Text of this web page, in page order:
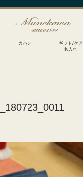
カバン
ギフト/ケア
名入れ